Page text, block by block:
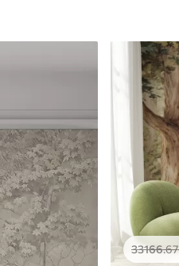
33166.67